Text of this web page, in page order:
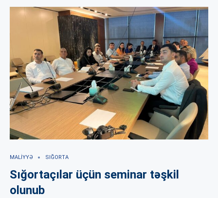
MALIYYƏ SIĞORTA
Sığortaçılar üçün seminar təşkil
olunub